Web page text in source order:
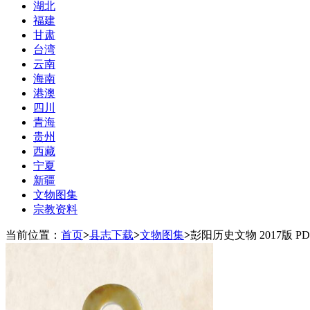
湖北
福建
甘肃
台湾
云南
海南
港澳
四川
青海
贵州
西藏
宁夏
新疆
文物图集
宗教资料
当前位置： 首页>县志下载>文物图集>彭阳历史文物 2017版